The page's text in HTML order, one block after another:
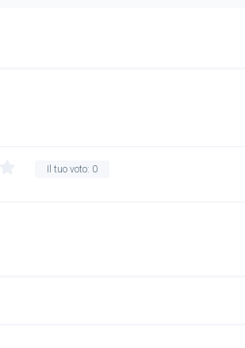
Il tuo voto: 0